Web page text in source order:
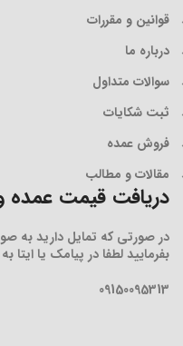
قوانین و مقررات
درباره ما
سوالات متداول
ثبت شکایات
فروش عمده
مقالات و مطالب
دریافت قیمت عمده
در صورتی که تمایل دارید به
بفرمایید لطفا در پیامک یا
09150095313